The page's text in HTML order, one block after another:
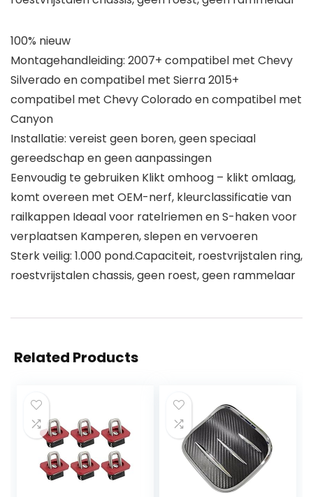
100% nieuw
Montagehandleiding: 2007+ compatibel met Chevy
Silverado en compatibel met Sierra 2015+
compatibel met Chevy Colorado en compatibel met
Canyon
Installatie: vereist geen boren, geen speciaal
gereedschap en geen aanpassingen
Eenvoudig te gebruiken Klikt omhoog – klikt omlaag,
komt overeen met OEM-nerf, kleurclassificatie van
railkappen Ideaal voor ratelriemen en S-haken voor
verplaatsen Kamperen, slepen en vervoeren
Sterk veilig: 1.000 pond.Capaciteit, roestvrijstalen ring,
roestvrijstalen chassis, geen roest, geen rammelaar
Related Products